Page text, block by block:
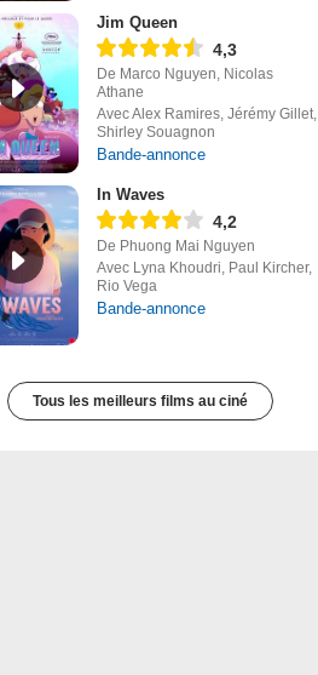
Jim Queen
4,3
De Marco Nguyen, Nicolas
Athane
Avec Alex Ramires, Jérémy Gillet,
Shirley Souagnon
Bande-annonce
In Waves
4,2
De Phuong Mai Nguyen
Avec Lyna Khoudri, Paul Kircher,
Rio Vega
Bande-annonce
Tous les meilleurs films au ciné